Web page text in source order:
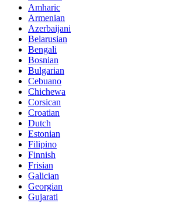
Amharic
Armenian
Azerbaijani
Belarusian
Bengali
Bosnian
Bulgarian
Cebuano
Chichewa
Corsican
Croatian
Dutch
Estonian
Filipino
Finnish
Frisian
Galician
Georgian
Gujarati